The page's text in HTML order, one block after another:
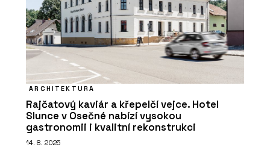
ARCHITEKTURA
Rajčatový kaviár a křepelčí vejce. Hotel
Slunce v Osečné nabízí vysokou
gastronomii i kvalitní rekonstrukci
14. 8. 2025